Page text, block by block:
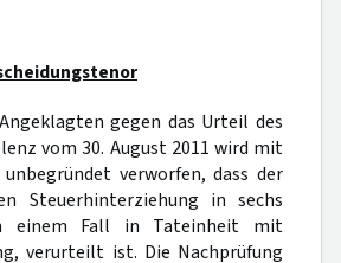
gegen das Urteil des
vom 30. August 2011 wird mit
verworfen, dass der
Steuerhinterziehung in sechs
einem Fall in Tateinheit mit
verurteilt ist. Die Nachprüfung